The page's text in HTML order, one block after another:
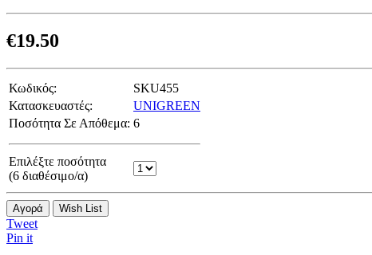
€19.50
Κωδικός:
SKU455
Κατασκευαστές:
UNIGREEN
Ποσότητα Σε Απόθεμα: 6
Επιλέξτε ποσότητα
(6 διαθέσιμο/α)
Αγορά Wish List
Tweet
Pin it